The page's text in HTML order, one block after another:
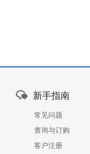
新手指南
常见问题
查询与订购
客户注册